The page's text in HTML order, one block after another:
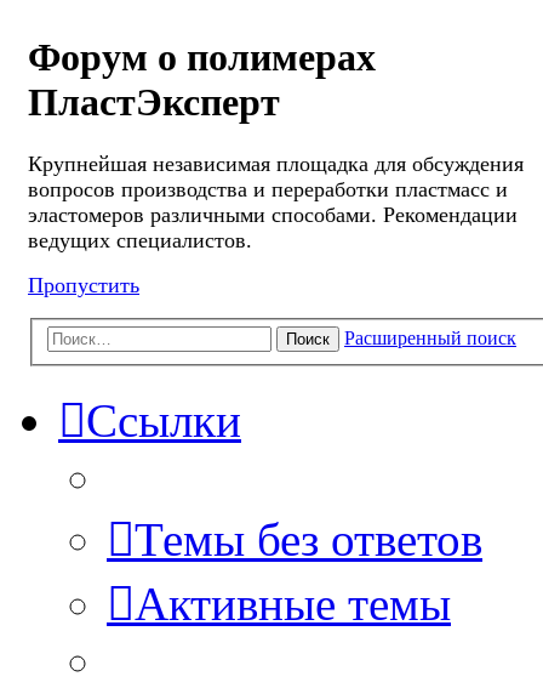
Форум о полимерах
ПластЭксперт
Крупнейшая независимая площадка для обсуждения
вопросов производства и переработки пластмасс и
эластомеров различными способами. Рекомендации
ведущих специалистов.
Пропустить
Поиск Расширенный поиск
Ссылки
Темы без ответов
Активные темы